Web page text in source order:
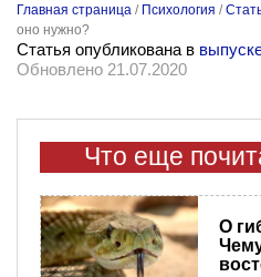
Главная страница / Психология /
оно нужно?
Статья опубликована в
Обновлено 21.07.2020
Что еще
О